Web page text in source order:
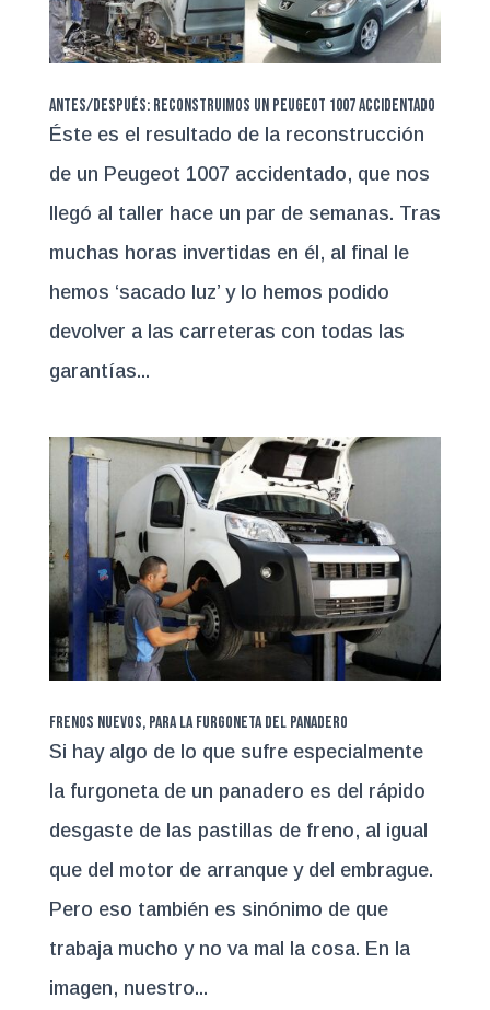
ANTES/DESPUÉS: Reconstruimos un Peugeot 1007 accidentado
Éste es el resultado de la reconstrucción
de un Peugeot 1007 accidentado, que nos
llegó al taller hace un par de semanas. Tras
muchas horas invertidas en él, al final le
hemos ‘sacado luz’ y lo hemos podido
devolver a las carreteras con todas las
garantías...
Frenos nuevos, para la furgoneta del panadero
Si hay algo de lo que sufre especialmente
la furgoneta de un panadero es del rápido
desgaste de las pastillas de freno, al igual
que del motor de arranque y del embrague.
Pero eso también es sinónimo de que
trabaja mucho y no va mal la cosa. En la
imagen, nuestro...